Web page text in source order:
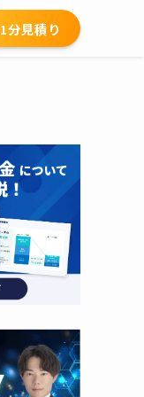
1分見積り